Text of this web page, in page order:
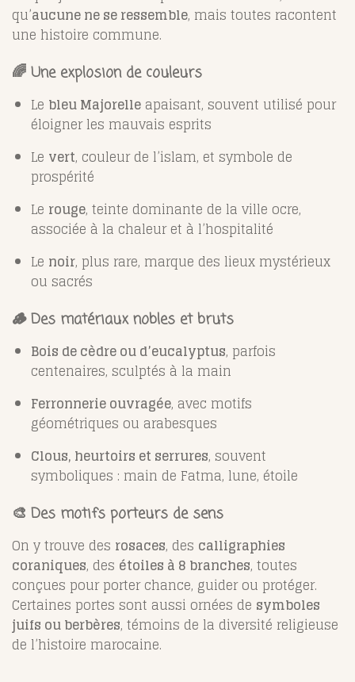
qu’aucune ne se ressemble, mais toutes racontent
une histoire commune.
🌈 Une explosion de couleurs
Le bleu Majorelle apaisant, souvent utilisé pour
éloigner les mauvais esprits
Le vert, couleur de l’islam, et symbole de
prospérité
Le rouge, teinte dominante de la ville ocre,
associée à la chaleur et à l’hospitalité
Le noir, plus rare, marque des lieux mystérieux
ou sacrés
🪵 Des matériaux nobles et bruts
Bois de cèdre ou d’eucalyptus, parfois
centenaires, sculptés à la main
Ferronnerie ouvragée, avec motifs
géométriques ou arabesques
Clous, heurtoirs et serrures, souvent
symboliques : main de Fatma, lune, étoile
🎨 Des motifs porteurs de sens
On y trouve des rosaces, des calligraphies
coraniques, des étoiles à 8 branches, toutes
conçues pour porter chance, guider ou protéger.
Certaines portes sont aussi ornées de symboles
juifs ou berbères, témoins de la diversité religieuse
de l’histoire marocaine.